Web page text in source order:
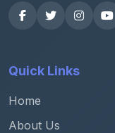
Quick Links
Home
About Us